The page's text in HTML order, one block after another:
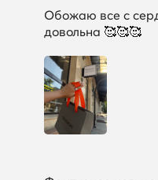
Обожаю все с
довольна 🥰🥰🥰